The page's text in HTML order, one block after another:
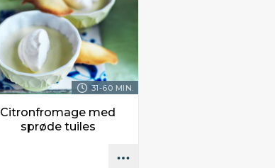
31-60 MIN.
Citronfromage med
sprøde tuiles